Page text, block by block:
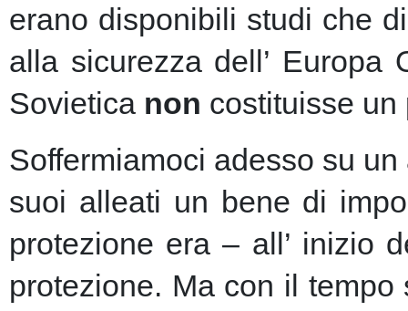
erano disponibili studi che
alla sicurezza dell’
Sovietica non costituisse un
Soffermiamoci adesso su
suoi alleati un bene di
protezione era – all’ inizio
protezione. Ma con il tempo